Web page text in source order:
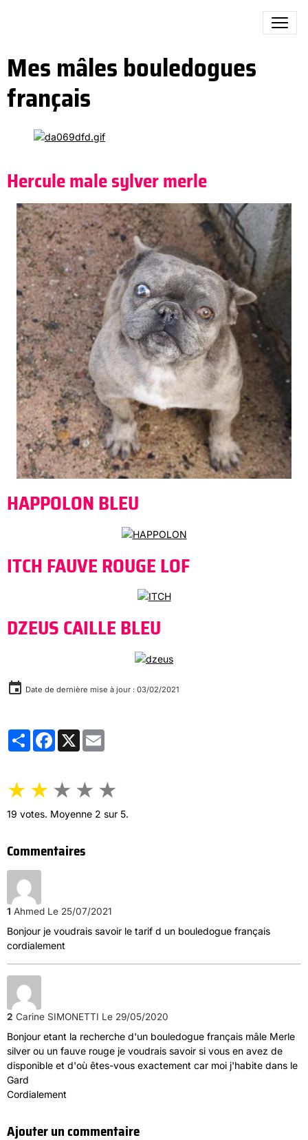
Mes mâles bouledogues
français
Hercule male sylver merle
HAPPOLON BLEU
ITCH FAUVE ROUGE LOF
DZEUS CAILLE BLEU
Date de dernière mise à jour : 03/02/2021
PartagerFacebook
X
★ ★ ★ ★ ★
19 votes. Moyenne 2 sur 5.
Commentaires
1 Ahmed Le 25/07/2021
Bonjour je voudrais savoir le tarif d un bouledogue français
cordialement
2 Carine SIMONETTI Le 29/05/2020
Bonjour etant la recherche d'un bouledogue français mâle Merle
silver ou un fauve rouge je voudrais savoir si vous en avez de
disponible et d'où êtes-vous exactement car moi j'habite dans le
Gard
Cordialement
Ajouter un commentaire